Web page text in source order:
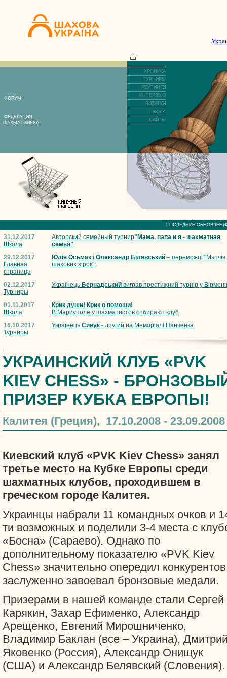
ФОРУМ
ФЕДЕРАЦИЯ
ШАХМАТ КИЕВА
ХРОНИКА
ТУРНИРЫ
РЕЙТИНГИ
ИНТЕРВЬЮ
ВИЗИТКИ
ШКОЛА
САЙТЫ
ПОСЛЕДНИЕ
31.12.2017
Школа
Авторский семейный турнир"Мама, папа и я - шахматная
семья"
29.12.2017
Главная
страница
Юлія Осьмак і Олександр Білявський – переможці "Матчів
шахових зірок"!
02.12.2017
Турниры
Українець Бернадський виграв престижний турнір у Вірменії
01.11.2017
Школа
Крик души! Крик о помощи!
В Мариуполе у шахматистов отбирают клуб
16.10.2017
Турниры
Українець Сивук - другий на Меморіалі Панченка
УКРАИНСКИЙ КЛУБ «PVK
KIEV CHESS» -
ПРИЗЕР КУБКА ЕВРОПЫ!
Калитея (Греция), 17.10.2008 - 23.09.2008
Киевский клуб «PVK Kiev Chess» занял
третье место на Кубке Европы среди
шахматных клубов, проходившем в
греческом городе Калитея.
Украинцы набрали 11 командных очков и
ти возможных и поделили 3-4 места с
«Босна» (Сараево). Однако по
дополнительному показателю «PVK Kiev
Chess» значительно опередил
заслуженно завоевал бронзовые медали.
Призерами в нашей команде стали Сергей
Карякин, Захар Ефименко, Александр
Арещенко, Евгений Мирошниченко,
Владимир Баклан (все – Украина),
Яковенко (Россия), Александр Онищук
(США) и Александр Белявский (Словения).